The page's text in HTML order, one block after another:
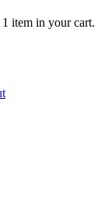
item in your cart.